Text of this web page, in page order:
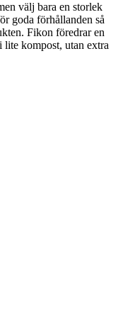
välj bara en storlek
goda förhållanden så
Fikon föredrar en
kompost, utan extra